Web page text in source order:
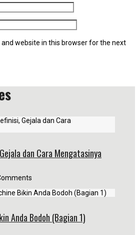
website in this browser for the next
dan Cara Mengatasinya
Anda Bodoh (Bagian 1)